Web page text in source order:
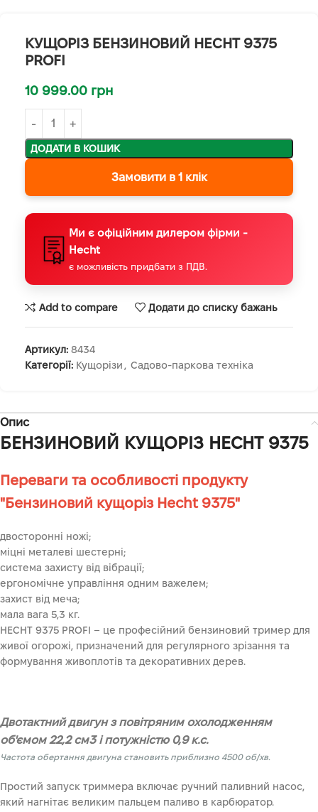
КУЩОРІЗ БЕНЗИНОВИЙ HECHT 9375
PROFI
10 999.00 грн
ДОДАТИ В КОШИК
Замовити в 1 клік
Ми є офіційним дилером фірми -
Hecht
є можливість придбати з ПДВ.
Add to compare Додати до списку бажань
Артикул: 8434
Категорії: Кущорізи, Садово-паркова техніка
Опис
БЕНЗИНОВИЙ КУЩОРІЗ HECHT 9375
Переваги та особливості продукту
"Бензиновий кущоріз Hecht 9375"
двосторонні ножі;
міцні металеві шестерні;
система захисту від вібрації;
ергономічне управління одним важелем;
захист від меча;
мала вага 5,3 кг.
HECHT 9375 PROFI – це професійний бензиновий тример для
живої огорожі, призначений для регулярного зрізання та
формування живоплотів та декоративних дерев.
Двотактний двигун з повітряним охолодженням
об'ємом 22,2 см3 і потужністю 0,9 к.с.
Частота обертання двигуна становить приблизно 4500 об/хв.
Простий запуск триммера включає ручний паливний насос,
який нагнітає великим пальцем паливо в карбюратор.